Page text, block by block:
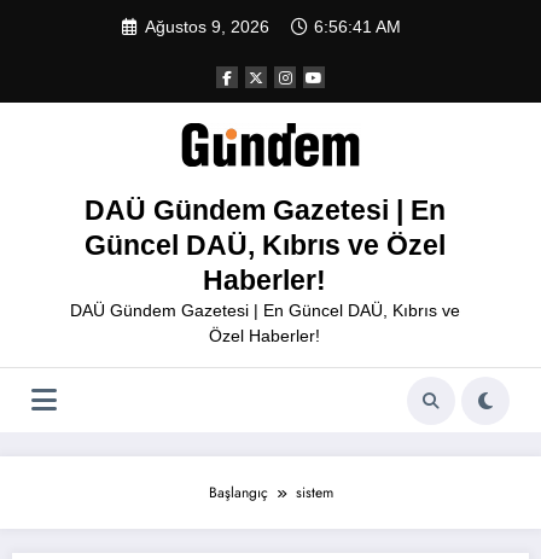
Ağustos 9, 2026 6:56:41 AM
DAÜ Gündem Gazetesi | En
Güncel DAÜ, Kıbrıs ve Özel
Haberler!
DAÜ Gündem Gazetesi | En Güncel DAÜ, Kıbrıs ve
Özel Haberler!
Başlangıç sistem